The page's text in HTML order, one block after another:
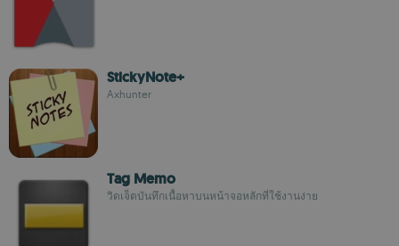
StickyNote+
Axhunter
Tag Memo
วิดเจ็ตบันทึกเนื้อหาบนหน้าจอหลักที่ใช้งานง่าย